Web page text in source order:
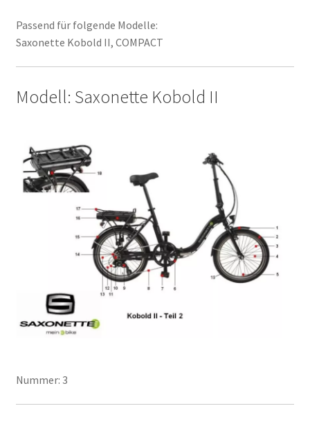
Passend für folgende Modelle:
Saxonette Kobold II, COMPACT
Modell: Saxonette Kobold II
Nummer: 3